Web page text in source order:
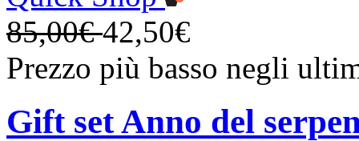
85,00€42,50€
Prezzo più basso negli
Gift set Anno del